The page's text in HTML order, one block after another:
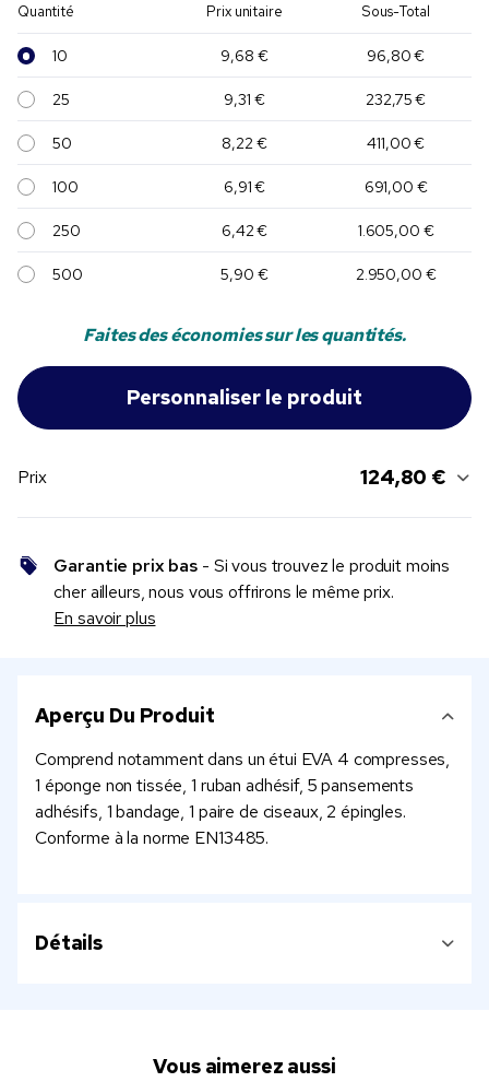
Quantité Prix unitaire Sous-Total
10 9,68 € 96,80 €
25 9,31 € 232,75 €
50 8,22 € 411,00 €
100 6,91 € 691,00 €
250 6,42 € 1.605,00 €
500 5,90 € 2.950,00 €
Faites des économies sur les quantités.
Prix 124,80 €
Garantie prix bas - Si vous trouvez le produit moins
cher ailleurs, nous vous offrirons le même prix.
En savoir plus
Aperçu Du Produit
Comprend notamment dans un étui EVA 4 compresses,
1 éponge non tissée, 1 ruban adhésif, 5 pansements
adhésifs, 1 bandage, 1 paire de ciseaux, 2 épingles.
Conforme à la norme EN13485.
Détails
Vous aimerez aussi